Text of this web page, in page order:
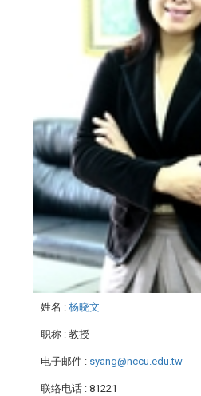
姓名 : 杨晓文
职称 : 教授
电子邮件 : syang@nccu.edu.tw
联络电话 : 81221